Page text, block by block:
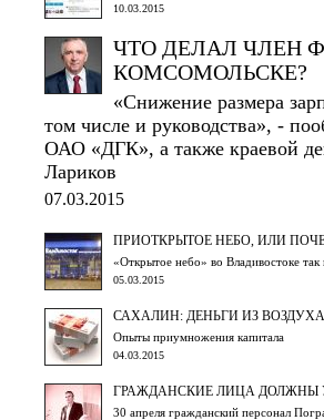
10.03.2015
ЧТО ДЕЛАЛ ЧЛЕН
КОМСОМОЛЬСКЕ?
«Снижение размера
том числе и руководства», -
ОАО «ДГК», а также краевой
Лариков
07.03.2015
ПРИОТКРЫТОЕ НЕБО, ИЛИ
«Открытое небо» во Владивостоке
05.03.2015
САХАЛИН: ДЕНЬГИ ИЗ ВОЗДУХА
Опыты приумножения капитала
04.03.2015
ГРАЖДАНСКИЕ ЛИЦА ДОЛЖНЫ
30 апреля гражданский персонал